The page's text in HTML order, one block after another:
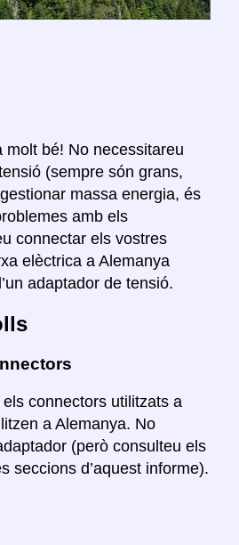
molt bé! No necessitareu
(sempre són grans,
massa energia, és
amb els
connectar els vostres
elèctrica a Alemanya
adaptador de tensió.
connectors utilitzats a
a Alemanya. No
(però consulteu els
seccions d’aquest informe).